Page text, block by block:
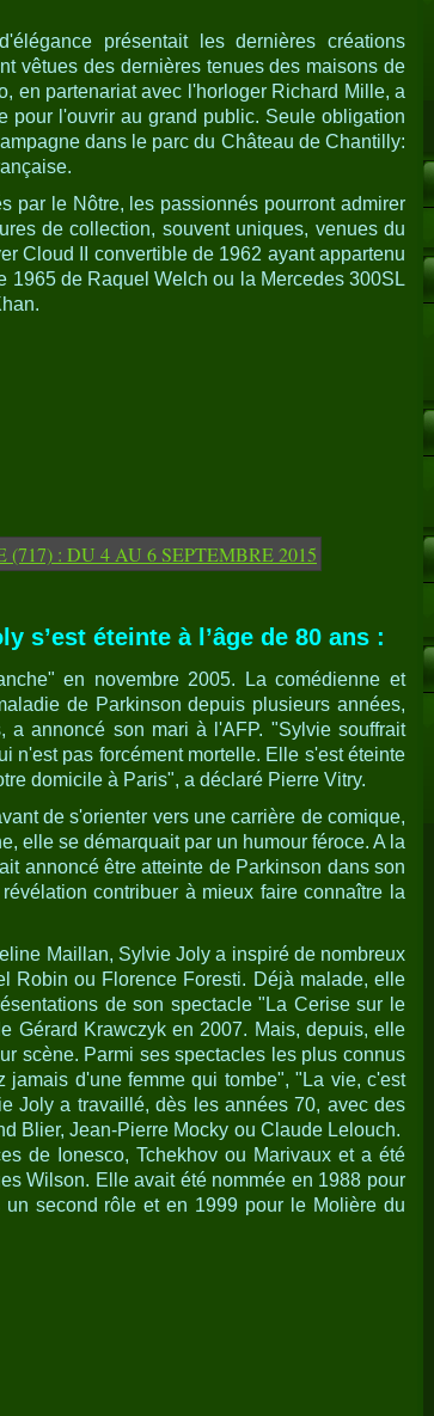
présentait les dernières créations
vêtues des dernières tenues des maisons de
en partenariat avec l'horloger Richard Mille, a
pour l'ouvrir au grand public. Seule obligation
dans le parc du Château de Chantilly:
par le Nôtre, les passionnés pourront admirer
de collection, souvent uniques, venues du
Cloud II convertible de 1962 ayant appartenu
1965 de Raquel Welch ou la Mercedes 300SL
s’est éteinte à l’âge de 80 ans :
en novembre 2005. La comédienne et
de Parkinson depuis plusieurs années,
annoncé son mari à l'AFP. "Sylvie souffrait
n'est pas forcément mortelle. Elle s'est éteinte
domicile à Paris", a déclaré Pierre Vitry.
de s'orienter vers une carrière de comique,
elle se démarquait par un humour féroce. A la
annoncé être atteinte de Parkinson dans son
contribuer à mieux faire connaître la
Maillan, Sylvie Joly a inspiré de nombreux
Robin ou Florence Foresti. Déjà malade, elle
de son spectacle "La Cerise sur le
Gérard Krawczyk en 2007. Mais, depuis, elle
scène. Parmi ses spectacles les plus connus
d'une femme qui tombe", "La vie, c'est
Joly a travaillé, dès les années 70, avec des
Blier, Jean-Pierre Mocky ou Claude Lelouch.
de Ionesco, Tchekhov ou Marivaux et a été
Wilson. Elle avait été nommée en 1988 pour
second rôle et en 1999 pour le Molière du